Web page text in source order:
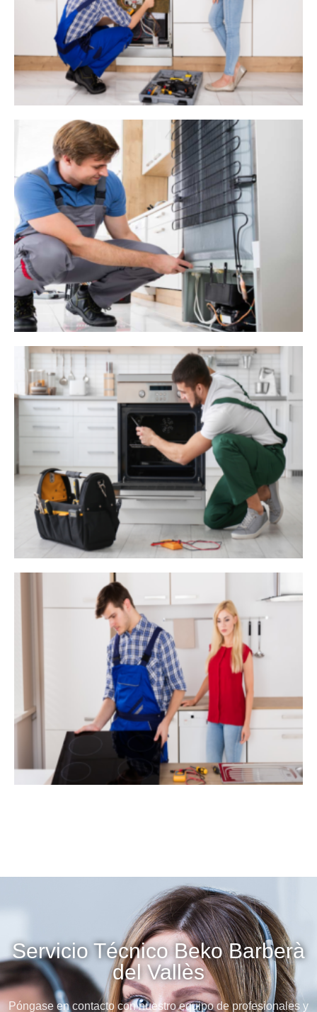
Servicio Técnico Beko Barberà
del Vallès
Póngase en contacto con nuestro equipo de profesionales y